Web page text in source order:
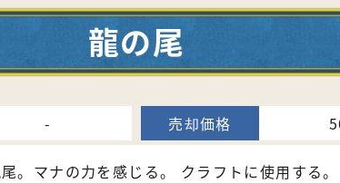
龍の尾
-
。マナの力を感じる。 クラフトに使用する。